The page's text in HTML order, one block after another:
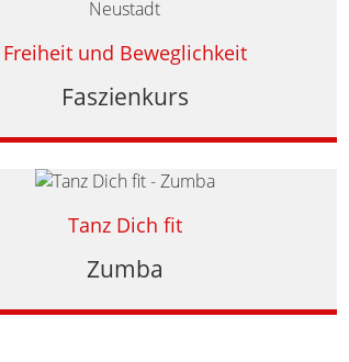
Freiheit und Beweglichkeit
Faszienkurs
Tanz Dich fit
Zumba